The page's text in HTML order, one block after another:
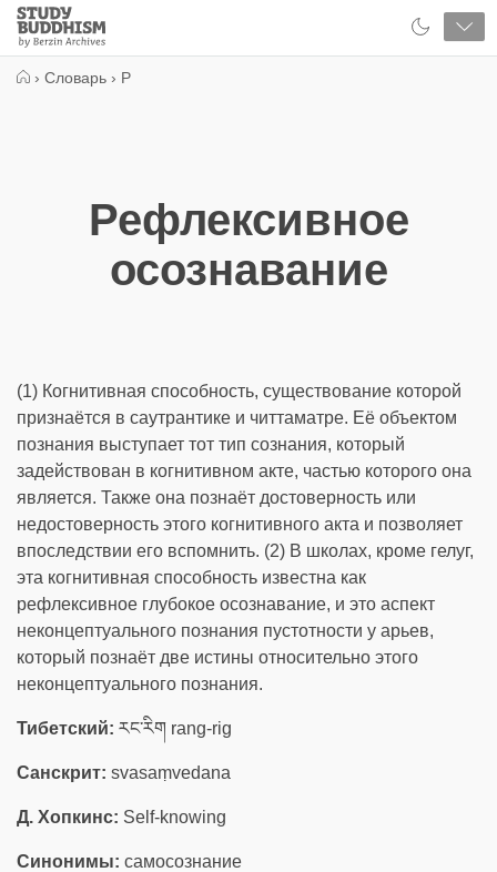
Close
Study
Buddhism
› Словарь › Р
Рефлексивное
осознавание
(1) Когнитивная способность, существование которой
признаётся в саутрантике и читтаматре. Её объектом
познания выступает тот тип сознания, который
задействован в когнитивном акте, частью которого она
является. Также она познаёт достоверность или
недостоверность этого когнитивного акта и позволяет
впоследствии его вспомнить. (2) В школах, кроме гелуг,
эта когнитивная способность известна как
рефлексивное глубокое осознавание, и это аспект
неконцептуального познания пустотности у арьев,
который познаёт две истины относительно этого
неконцептуального познания.
Тибетский: རང་རིག rang-rig
Санскрит: svasaṃvedana
Д. Хопкинс: Self-knowing
Синонимы: самосознание